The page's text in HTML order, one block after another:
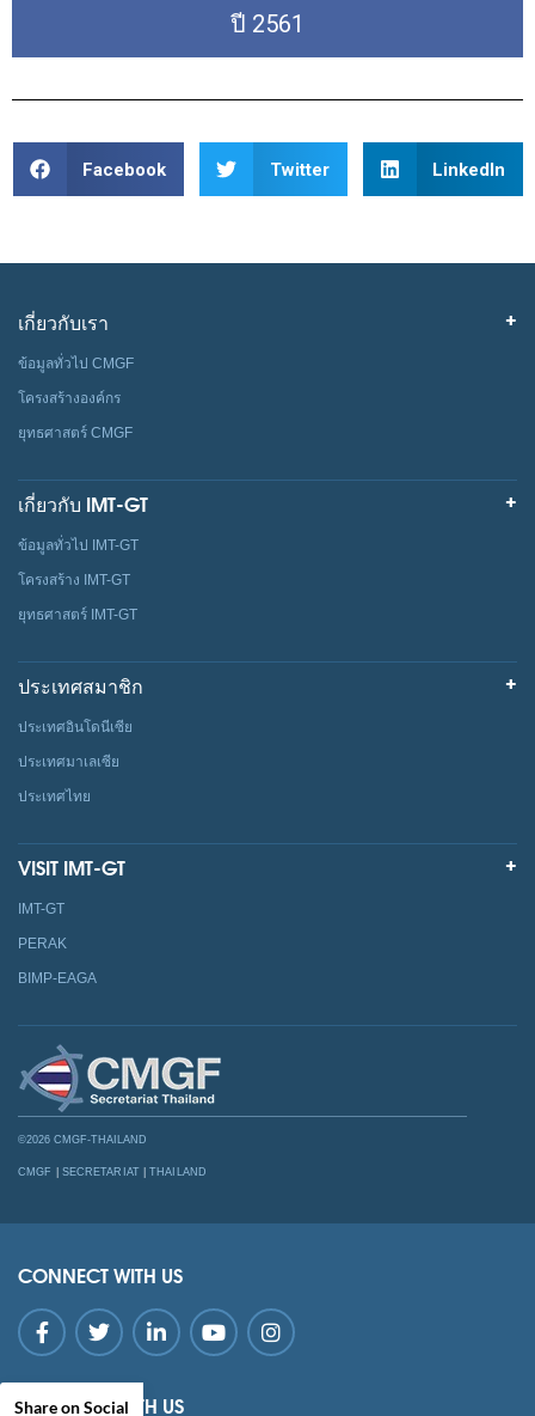
ปี 2561
Facebook Twitter LinkedIn
เกี่ยวกับเรา
ข้อมูลทั่วไป CMGF
โครงสร้างองค์กร
ยุทธศาสตร์ CMGF
เกี่ยวกับ IMT-GT
ข้อมูลทั่วไป IMT-GT
โครงสร้าง IMT-GT
ยุทธศาสตร์ IMT-GT
ประเทศสมาชิก
ประเทศอินโดนีเซีย
ประเทศมาเลเซีย
ประเทศไทย
VISIT IMT-GT
IMT-GT
PERAK
BIMP-EAGA
©2026 CMGF-THAILAND
CMGF SECRETARIAT|THAILAND
CONNECT WITH US
SUBSCRIBE WITH US
Share on Social